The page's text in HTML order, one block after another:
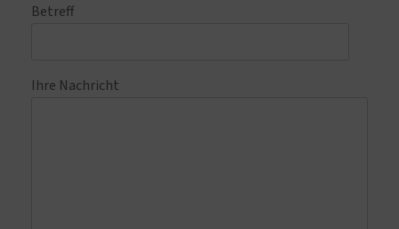
Betreff
Ihre Nachricht